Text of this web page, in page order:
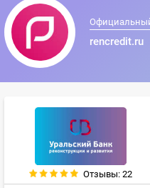
rencredit.ru
Отзывы: 22